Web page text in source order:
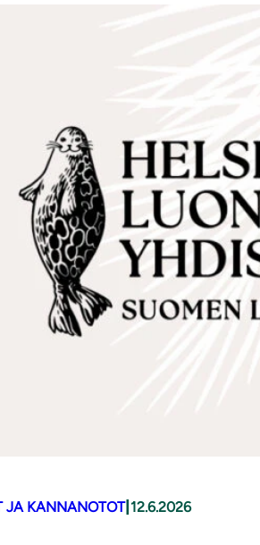
JA KANNANOTOT| 12.6.2026